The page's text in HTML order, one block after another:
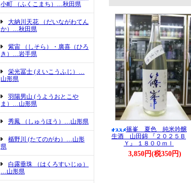
小町 （ふくこまち）…秋田県
大納川天花 （だいながわてん
か）…秋田県
紫宙 （しそら）・廣喜（ひろ
き）…岩手県
栄光冨士 (えいこうふじ）…
山形県
羽陽男山 (うようおとこや
ま）…山形県
秀鳳 （しゅうほう）…山形県
楯野川 (たてのがわ）…山形
県
白露垂珠 （はくろすいじゅ）
…山形県
篠峯 夏色 純米吟醸
生酒 山田錦 『２０２５Ｂ
Ｙ』 １８００ｍｌ
3,850円(税350円)